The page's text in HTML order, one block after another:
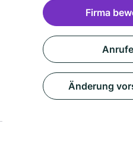
Firma
Änderung